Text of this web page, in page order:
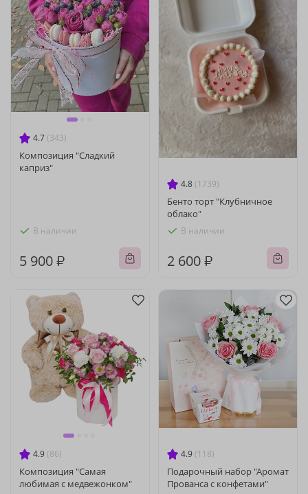
4.7 (343)
Композиция "Сладкий
каприз"
В наличии
5 900 ₽
4.8 (1739)
Бенто торт "Клубничное
облако"
В наличии
2 600 ₽
4.9 (86)
Композиция "Самая
любимая с медвежонком"
4.9 (118)
Подарочный набор "Аромат
Прованса с конфетами"